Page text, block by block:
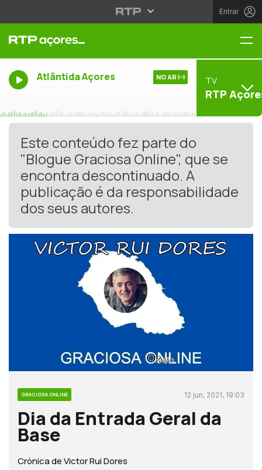
Entrar
Atlântida Açores NO AR TV
RTP
Este conteúdo fez parte do
"Blogue Graciosa Online", que se
encontra descontinuado. A
publicação é da responsabilidade
dos seus autores.
GRACIOSA ONLINE 12 jun, 2021, 19:03
Dia da Entrada Geral da
Base
Crónica de Victor Rui Dores